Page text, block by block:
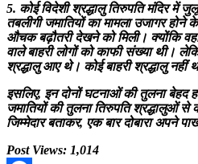
5. कोई विदेशी श्रद्धालु तिरुपति मंदिर में
तबलीगी जमातियों का मामला उजागर होने
औचक बढ़ौतरी देखने को मिली। क्योंकि वहाँ
वाले बाहरी लोगों को काफी संख्या थी।
श्रद्धालु आए थे। कोई बाहरी श्रद्धालु नहीं
इसलिए, इन दोनों घटनाओं की तुलना बेहद
जमातियों की तुलना तिरुपति श्रद्धालुओं से
जिम्मेदार बताकर, एक बार दोबारा अपने
Post Views: 1,014